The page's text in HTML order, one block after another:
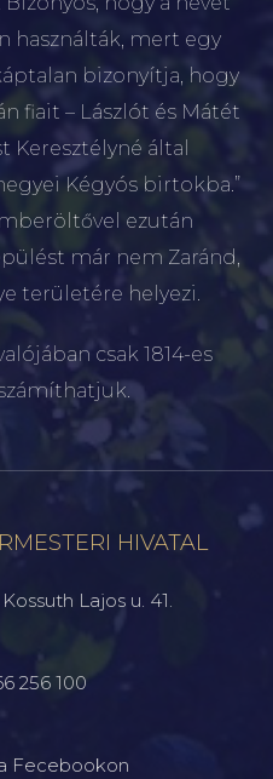
használták, mert egy
bizonyítja, hogy
fiait – Lászlót és Mátét
Keresztélyné által
Kégyós birtokba.”
ezután
már nem Zaránd,
területére helyezi.
csak 1814-es
HIVATAL
Lajos u. 41.
256 100
Fecebookon